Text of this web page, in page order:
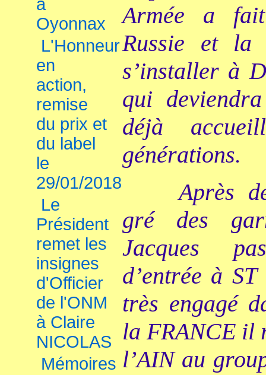
à
Oyonnax
L'Honneur
en
action,
remise
du prix et
du label
le
29/01/2018
Le
Président
remet les
insignes
d'Officier
de l'ONM
à Claire
NICOLAS
Mémoires
Armée a
Russie et la
s’installer à
qui
déjà
générations.
Après
gré des
Jacques
d’entrée à
très engagé
la FRANCE il
l’AIN au